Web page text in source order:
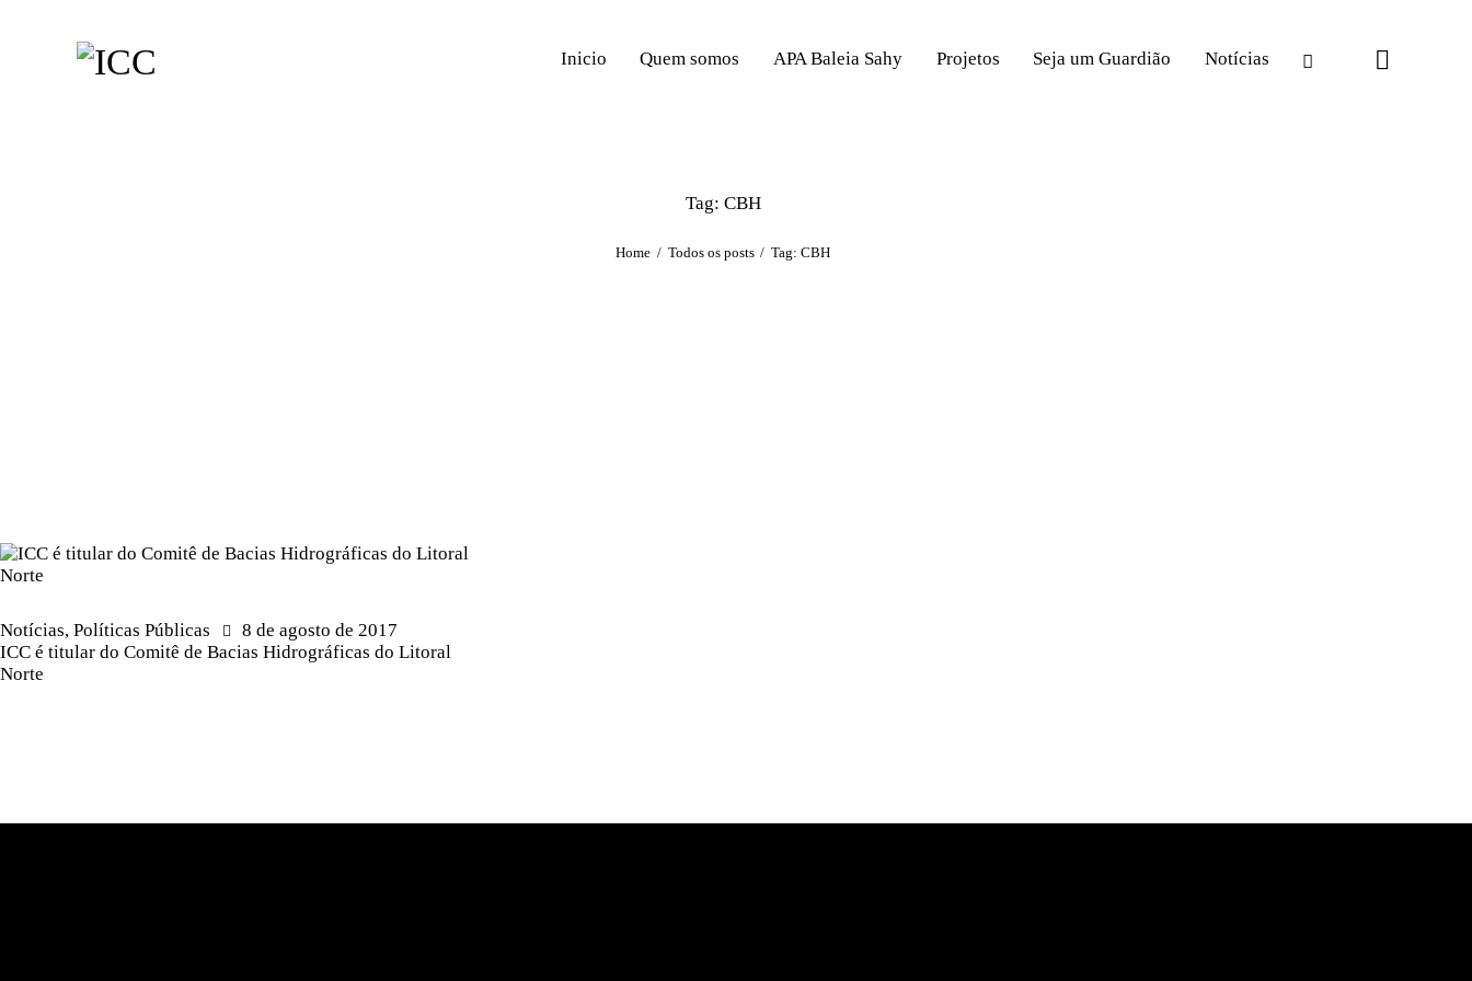
Inicio Quem somos APA Baleia Sahy Projetos Seja um Guardião Notícias
Tag: CBH
Home Todos os posts Tag: CBH
Notícias, Políticas Públicas
8 de agosto de 2017
ICC é titular do Comitê de Bacias Hidrográficas do Litoral
Norte